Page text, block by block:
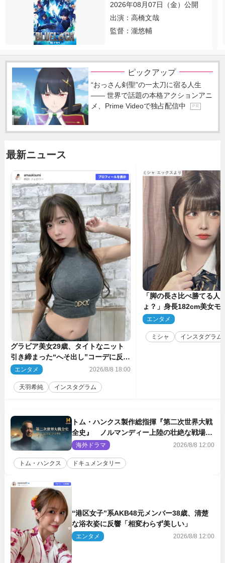
2026年08月07日（金）公開
出演：高橋文哉
監督：瀧悠輔
ピックアップ
“おっさん剣聖”の一太刀に宿る人生
―― 世界で話題の本格アクションアニ
メ、Prime Videoで独占配信中
P R
最新ニュース
グラビア美女29歳、タイトなニット
引き締まった“へそ出し”コーデに反響
「可愛い過ぎる」
エンタメ 2026/8/8 18:00
天羽希純 インスタグラム
「脚の長さ比べ勝てる人
ょ？」身長182cm美女モ
のプロポーションにネッ
エンタメ
ミシャ インスタグラム
トム・ハンクス製作総指揮『第二次世界大戦
全史』 ノルマンディー上陸の壮絶な戦場を
収めた特別映像解禁
海外ドラマ 2026/8/8 12:00
トム・ハンクス ドキュメンタリー
“港区女子”系AKB48元メンバー38歳、清楚
な浴衣姿に反響「相変わらず美しい」
エンタメ 2026/8/8 12:00